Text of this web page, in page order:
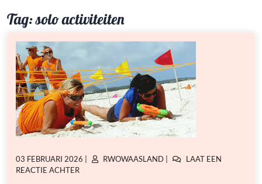
Tag:solo activiteiten
GEPLAATST
OP
03 FEBRUARI 2026
GEPLAATST
RWOWAASLAND
LAAT EEN
REACTIE ACHTEROP